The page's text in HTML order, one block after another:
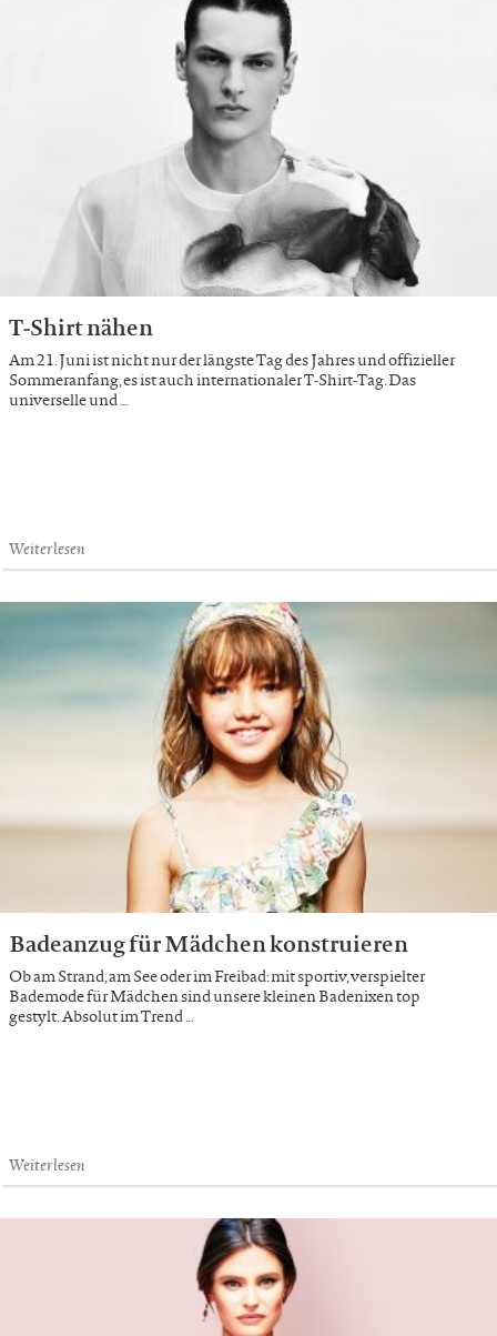
T-Shirt nähen
Am 21. Juni ist nicht nur der längste Tag des Jahres und offizieller
Sommeranfang, es ist auch internationaler T-Shirt-Tag. Das
universelle und …
Weiterlesen
Badeanzug für Mädchen konstruieren
Ob am Strand, am See oder im Freibad: mit sportiv, verspielter
Bademode für Mädchen sind unsere kleinen Badenixen top
gestylt. Absolut im Trend …
Weiterlesen